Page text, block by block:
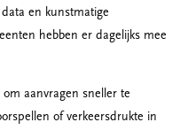
en kunstmatige
hebben er dagelijks mee
aanvragen sneller te
of verkeersdrukte in